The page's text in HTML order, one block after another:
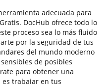
adecuada para
DocHub ofrece todo lo
proceso sea lo más fluido
por la seguridad de tus
del mundo moderno
de posibles
para obtener una
trabajar en tus